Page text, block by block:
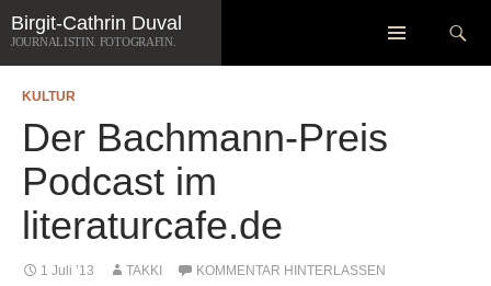
Zum
Inhalt
springen
Suchen
KULTUR
Der Bachmann-Preis
Podcast im
literaturcafe.de
1 Juli ’13 TAKKI KOMMENTAR HINTERLASSEN
Birgit-Cathrin Duval
JOURNALISTIN. FOTOGRAFIN.